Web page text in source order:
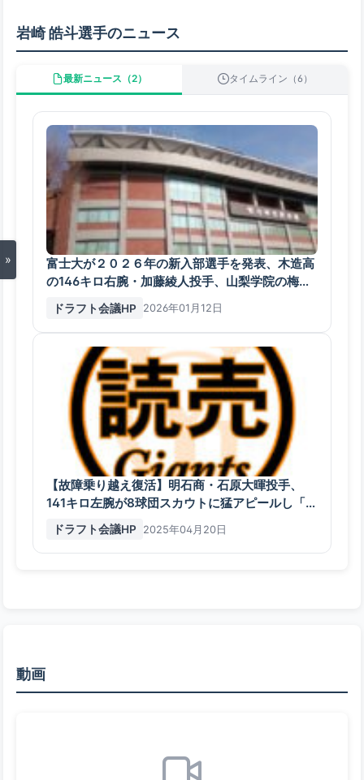
»
岩崎 皓斗選手のニュース
最新ニュース（2） タイムライン（6）
富士大が２０２６年の新入部選手を発表、木造高
の146キロ右腕・加藤綾人投手、山梨学院の梅村
団選手など
ドラフト会議HP 2026年01月12日
【故障乗り越え復活】明石商・石原大暉投手、
141キロ左腕が8球団スカウトに猛アピールし「伸
びしろ十分」と評価
ドラフト会議HP 2025年04月20日
動画